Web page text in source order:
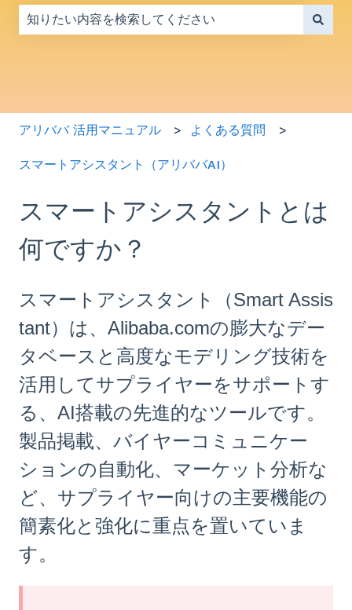
アリババ 活用マニュアル よくある質問
スマートアシスタント（アリババAI）
スマートアシスタントとは
何ですか？
スマートアシスタント（Smart Assis
tant）は、Alibaba.comの膨大なデー
タベースと高度なモデリング技術を
活用してサプライヤーをサポートす
る、AI搭載の先進的なツールです。
製品掲載、バイヤーコミュニケー
ションの自動化、マーケット分析な
ど、サプライヤー向けの主要機能の
簡素化と強化に重点を置いていま
す。